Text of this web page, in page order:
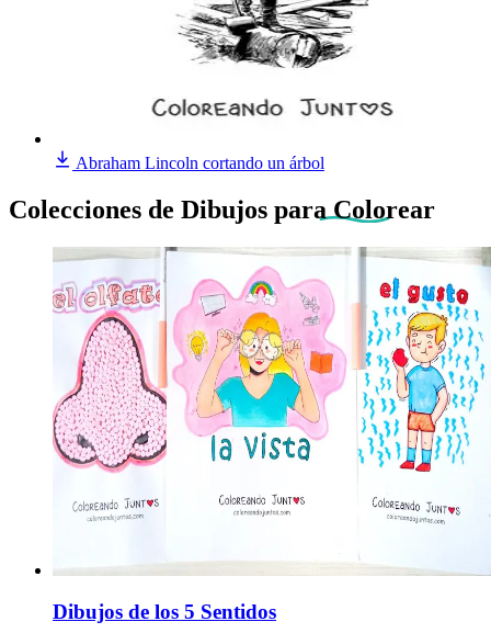
Abraham Lincoln cortando un árbol
Colecciones de Dibujos para Colorear
Dibujos de los 5 Sentidos